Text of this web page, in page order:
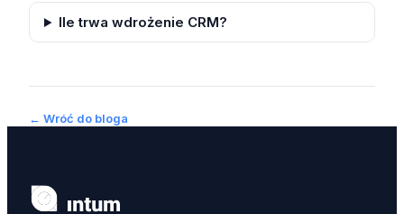
Ile trwa wdrożenie CRM?
← Wróć do bloga